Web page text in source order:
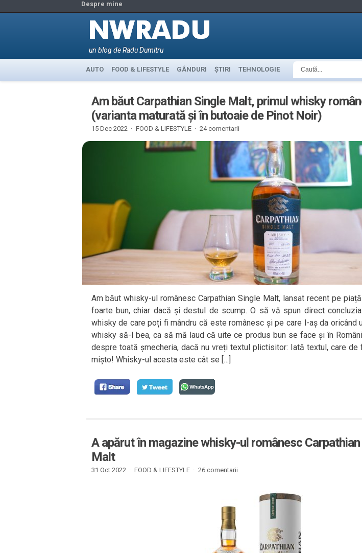
Despre mine
un blog de Radu Dumitru
AUTO FOOD & LIFESTYLE GÂNDURI ȘTIRI TEHNOLOGIE
Am băut Carpathian Single Malt, primul whisky
(varianta maturată și în butoaie de Pinot Noir)
15 Dec 2022 · FOOD & LIFESTYLE· 24 comentarii
Am băut whisky-ul românesc Carpathian Single Malt, lansat recent pe
foarte bun, chiar dacă și destul de scump. O să vă spun direct
whisky de care poți fi mândru că este românesc și pe care l-aș da oricând
whisky să-l bea, ca să mă laud că uite ce produs bun se face și în
despre toată șmecheria, dacă nu vreți textul plictisitor: Iată textul, care
mișto! Whisky-ul acesta este cât se […]
A apărut în magazine whisky-ul românesc
Malt
31 Oct 2022 · FOOD & LIFESTYLE· 26 comentarii